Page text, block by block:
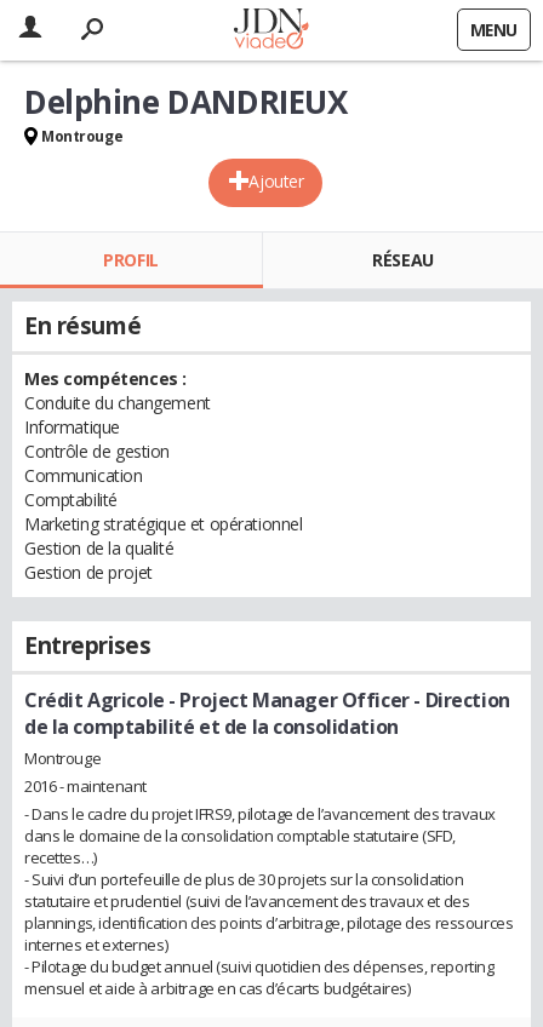
MENU
Ajouter
Delphine DANDRIEUX
Montrouge
PROFIL RÉSEAU
En résumé
Mes compétences :
Conduite du changement
Informatique
Contrôle de gestion
Communication
Comptabilité
Marketing stratégique et opérationnel
Gestion de la qualité
Gestion de projet
Entreprises
Crédit Agricole - Project Manager Officer - Direction
de la comptabilité et de la consolidation
Montrouge
2016 - maintenant
- Dans le cadre du projet IFRS9, pilotage de l’avancement des travaux
dans le domaine de la consolidation comptable statutaire (SFD,
recettes…)
- Suivi d’un portefeuille de plus de 30 projets sur la consolidation
statutaire et prudentiel (suivi de l’avancement des travaux et des
plannings, identification des points d’arbitrage, pilotage des ressources
internes et externes)
- Pilotage du budget annuel (suivi quotidien des dépenses, reporting
mensuel et aide à arbitrage en cas d’écarts budgétaires)